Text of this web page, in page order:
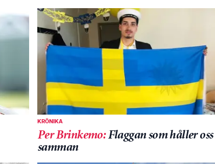
KRÖNIKA
Per Brinkemo:Flaggan som håller oss
samman